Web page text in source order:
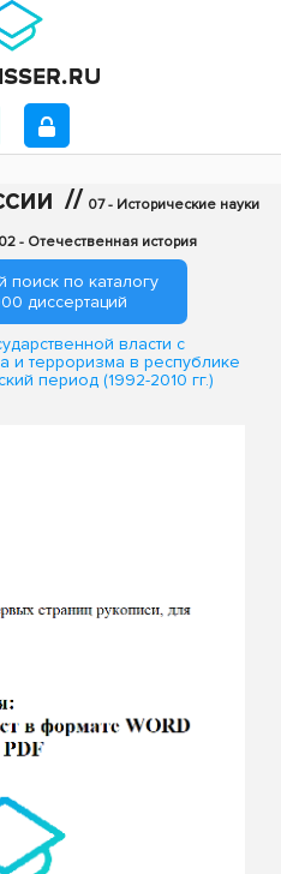
// 07 - Исторические науки
- Отечественная история
поиск по каталогу
диссертаций
власти с
и терроризма в республике
период (1992-2010 гг.)